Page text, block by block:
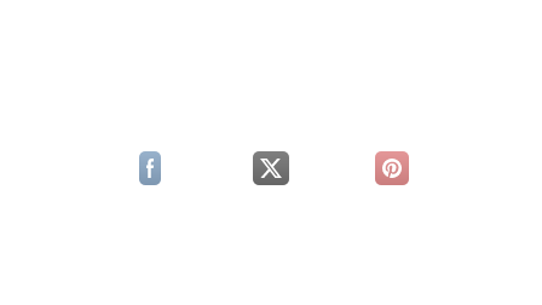
(si apre in una nuova scheda)
(si apre in una nuova scheda)
(si apre in una